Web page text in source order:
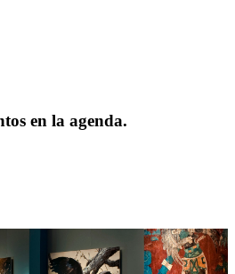
en la agenda.